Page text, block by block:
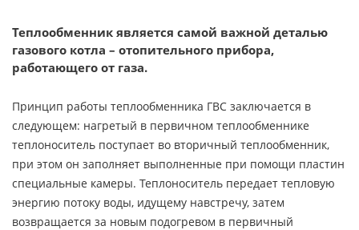
Теплообменник является самой важной деталью
газового котла – отопительного прибора,
работающего от газа.
Принцип работы теплообменника ГВС заключается в
следующем: нагретый в первичном теплообменнике
теплоноситель поступает во вторичный теплообменник,
при этом он заполняет выполненные при помощи пластин
специальные камеры. Теплоноситель передает тепловую
энергию потоку воды, идущему навстречу, затем
возвращается за новым подогревом в первичный